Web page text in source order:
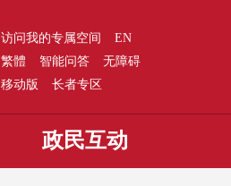
访问我的专属空间
EN
繁體
智能问答
无障碍
移动版
长者专区
政民互动